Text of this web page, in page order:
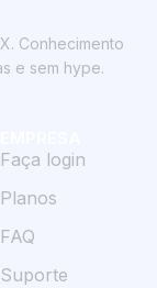
Conhecimento
e sem hype.
Faça login
Planos
FAQ
Suporte